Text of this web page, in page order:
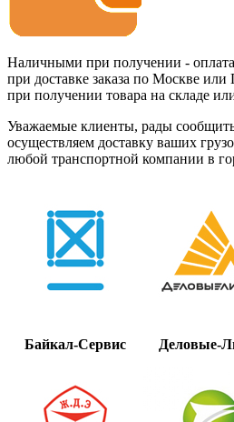
Наличными при получении -
при доставке заказа по Москве
при получении товара на складе
Уважаемые клиенты, рады
осуществляем доставку ваших
любой транспортной компании в
Байкал-Сервис Деловые-